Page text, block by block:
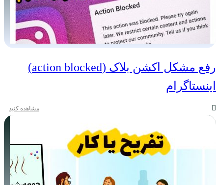
رفع مشکل اکشن بلاک (action blocked)
اینستاگرام
مشاهده کنید